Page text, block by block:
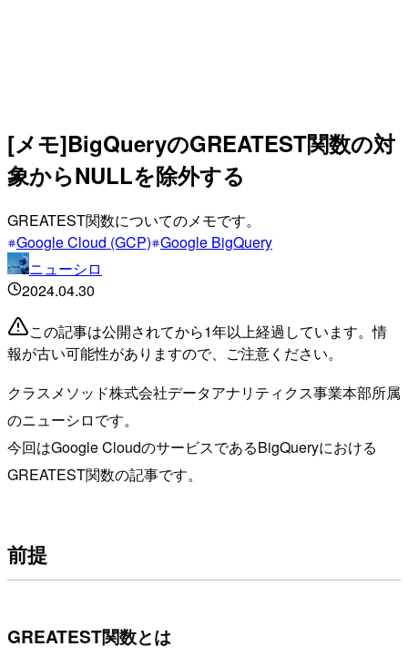
[メモ]BigQueryのGREATEST関数の対
象からNULLを除外する
GREATEST関数についてのメモです。
Google Cloud (GCP) Google BigQuery
ニューシロ
2024.04.30
この記事は公開されてから1年以上経過しています。情
報が古い可能性がありますので、ご注意ください。
クラスメソッド株式会社データアナリティクス事業本部所属
のニューシロです。
今回はGoogle CloudのサービスであるBigQueryにおける
GREATEST関数の記事です。
前提
GREATEST関数とは